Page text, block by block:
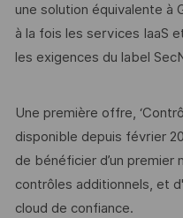
une solution équivalente à
à la fois les services IaaS
les exigences du label
Une première offre,
disponible depuis février
de bénéficier d’un premier
contrôles additionnels, et
cloud de confiance.